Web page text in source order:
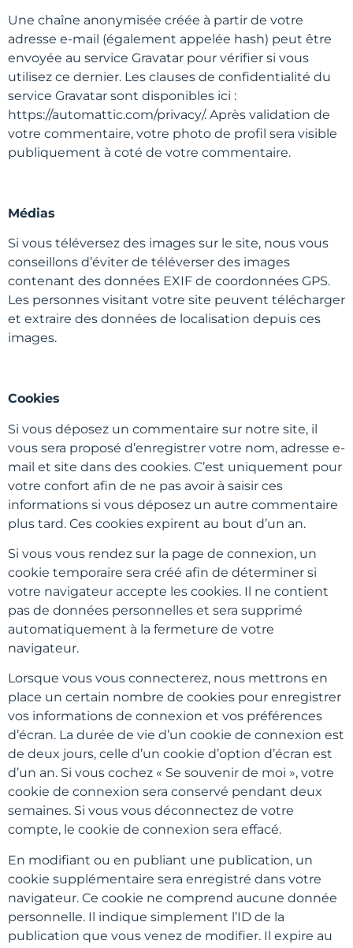
Une chaîne anonymisée créée à partir de votre
adresse e-mail (également appelée hash) peut être
envoyée au service Gravatar pour vérifier si vous
utilisez ce dernier. Les clauses de confidentialité du
service Gravatar sont disponibles ici :
https://automattic.com/privacy/. Après validation de
votre commentaire, votre photo de profil sera visible
publiquement à coté de votre commentaire.
Médias
Si vous téléversez des images sur le site, nous vous
conseillons d’éviter de téléverser des images
contenant des données EXIF de coordonnées GPS.
Les personnes visitant votre site peuvent télécharger
et extraire des données de localisation depuis ces
images.
Cookies
Si vous déposez un commentaire sur notre site, il
vous sera proposé d’enregistrer votre nom, adresse e-
mail et site dans des cookies. C’est uniquement pour
votre confort afin de ne pas avoir à saisir ces
informations si vous déposez un autre commentaire
plus tard. Ces cookies expirent au bout d’un an.
Si vous vous rendez sur la page de connexion, un
cookie temporaire sera créé afin de déterminer si
votre navigateur accepte les cookies. Il ne contient
pas de données personnelles et sera supprimé
automatiquement à la fermeture de votre
navigateur.
Lorsque vous vous connecterez, nous mettrons en
place un certain nombre de cookies pour enregistrer
vos informations de connexion et vos préférences
d’écran. La durée de vie d’un cookie de connexion est
de deux jours, celle d’un cookie d’option d’écran est
d’un an. Si vous cochez « Se souvenir de moi », votre
cookie de connexion sera conservé pendant deux
semaines. Si vous vous déconnectez de votre
compte, le cookie de connexion sera effacé.
En modifiant ou en publiant une publication, un
cookie supplémentaire sera enregistré dans votre
navigateur. Ce cookie ne comprend aucune donnée
personnelle. Il indique simplement l’ID de la
publication que vous venez de modifier. Il expire au